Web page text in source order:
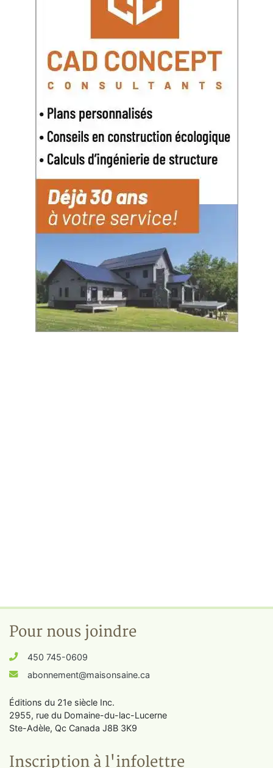
Pour nous joindre
450 745-0609
abonnement@maisonsaine.ca
Éditions du 21e siècle Inc.
2955, rue du Domaine-du-lac-Lucerne
Ste-Adèle, Qc Canada J8B 3K9
Inscription à l'infolettre